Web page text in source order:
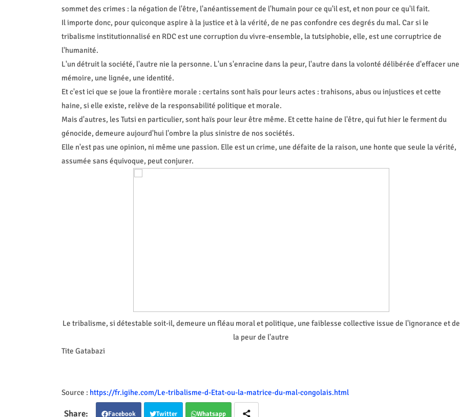
sommet des crimes : la négation de l'être, l'anéantissement de l'humain pour ce qu'il est, et non pour ce qu'il fait.
Il importe donc, pour quiconque aspire à la justice et à la vérité, de ne pas confondre ces degrés du mal. Car si le
tribalisme institutionnalisé en RDC est une corruption du vivre-ensemble, la tutsiphobie, elle, est une corruptrice de
l'humanité.
L'un détruit la société, l'autre nie la personne. L'un s'enracine dans la peur, l'autre dans la volonté délibérée d'effacer une
mémoire, une lignée, une identité.
Et c'est ici que se joue la frontière morale : certains sont haïs pour leurs actes : trahisons, abus ou injustices et cette
haine, si elle existe, relève de la responsabilité politique et morale.
Mais d'autres, les Tutsi en particulier, sont haïs pour leur être même. Et cette haine de l'être, qui fut hier le ferment du
génocide, demeure aujourd'hui l'ombre la plus sinistre de nos sociétés.
Elle n'est pas une opinion, ni même une passion. Elle est un crime, une défaite de la raison, une honte que seule la vérité,
assumée sans équivoque, peut conjurer.
Le tribalisme, si détestable soit-il, demeure un fléau moral et politique, une faiblesse collective issue de l'ignorance et de
la peur de l'autre
Tite Gatabazi
Source : https://fr.igihe.com/Le-tribalisme-d-Etat-ou-la-matrice-du-mal-congolais.html
Facebook Twitter Whatsapp